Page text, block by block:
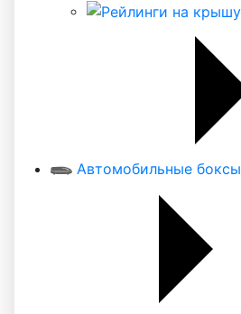
Автомобильные боксы